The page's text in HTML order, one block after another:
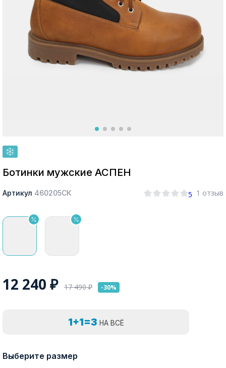
Покупателям
Ботинки мужские АСПЕН
Артикул 460205СК 5 1 отзыв
12 240 ₽ 17 490₽ -30%
1+1=3 НА ВСЁ
Выберите размер